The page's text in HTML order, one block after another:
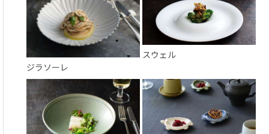
ジラソーレ
スウェル